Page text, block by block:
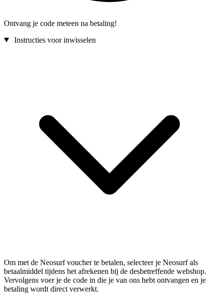
Ontvang je code meteen na betaling!
Instructies voor inwisselen
Om met de Neosurf voucher te betalen, selecteer je Neosurf als
betaalmiddel tijdens het afrekenen bij de desbetreffende webshop.
Vervolgens voer je de code in die je van ons hebt ontvangen en je
betaling wordt direct verwerkt.